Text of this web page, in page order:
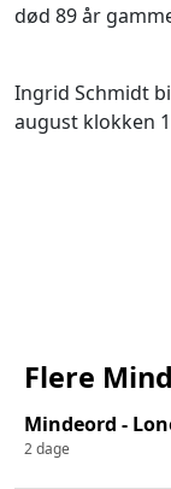
død 89 år
Ingrid Schmidt
august klokken
Flere
Mindeord -
2 dage